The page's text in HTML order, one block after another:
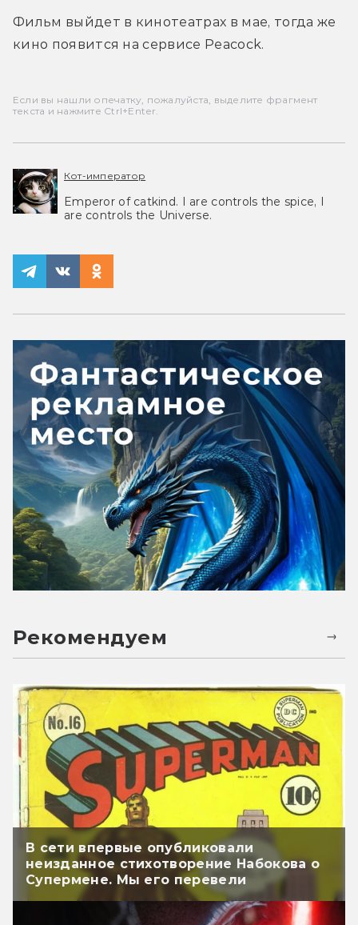
Фильм выйдет в кинотеатрах в мае, тогда же
кино появится на сервисе Peacock.
Если вы нашли опечатку, пожалуйста, выделите фрагмент
текста и нажмите Ctrl+Enter.
Кот-император
Emperor of catkind. I are controls the spice, I
are controls the Universe.
Рекомендуем
В сети впервые опубликовали
неизданное стихотворение Набокова о
Супермене. Мы его перевели